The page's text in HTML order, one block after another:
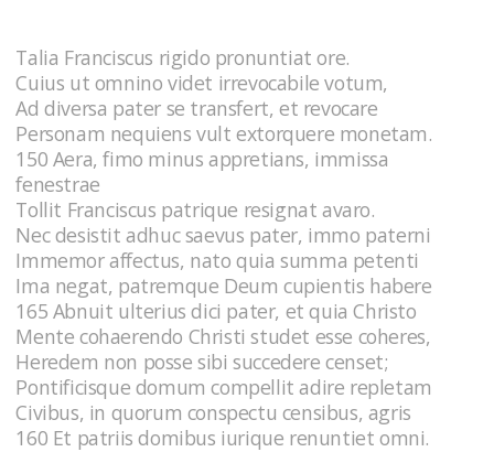
Talia Franciscus rigido pronuntiat ore.
Cuius ut omnino videt irrevocabile votum,
Ad diversa pater se transfert, et revocare
Personam nequiens vult extorquere monetam.
150 Aera, fimo minus appretians, immissa
fenestrae
Tollit Franciscus patrique resignat avaro.
Nec desistit adhuc saevus pater, immo paterni
Immemor affectus, nato quia summa petenti
Ima negat, patremque Deum cupientis habere
165 Abnuit ulterius dici pater, et quia Christo
Mente cohaerendo Christi studet esse coheres,
Heredem non posse sibi succedere censet;
Pontificisque domum compellit adire repletam
Civibus, in quorum conspectu censibus, agris
160 Et patriis domibus iurique renuntiet omni.